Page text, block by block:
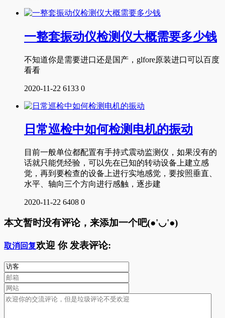
一整套振动仪检测仪大概需要多少钱
不知道你是需要进口还是国产，glfore原装进口可以百度
看看
2020-11-22 6133 0
日常巡检中如何检测电机的振动
目前一般单位都配置有手持式震动监测仪，如果没有的
话就只能凭经验，可以先在已知的转动设备上建立感
觉，再到要检查的设备上进行实地感觉，要按照垂直、
水平、轴向三个方向进行感触，逐步建
2020-11-22 6408 0
本文暂时没有评论，来添加一个吧(●'◡'●)
取消回复欢迎 你发表评论: